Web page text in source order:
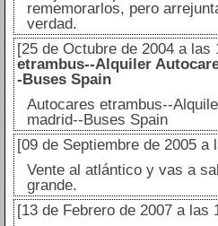
rememorarlos, pero
verdad.
[25 de Octubre de 2004 a las
etrambus--Alquiler
-Buses Spain
Autocares etrambus--
madrid--Buses Spain
[09 de Septiembre de 2005 a
Vente al atlántico y vas a
grande.
[13 de Febrero de 2007 a las